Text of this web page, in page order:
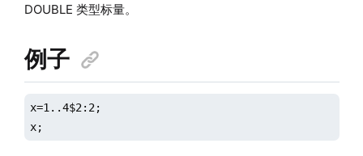
DOUBLE 类型标量。
例子
x=1..4$2:2;
x;